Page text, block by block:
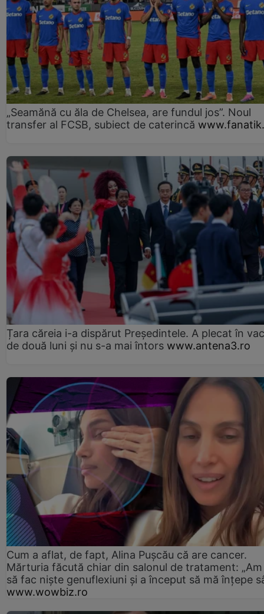
„Seamănă cu ăla de Chelsea, are fundul jos”. Noul
transfer al FCSB, subiect de caterincă
Țara căreia i-a dispărut Președintele. A plecat în
de două luni și nu s-a mai întors www.antena3.ro
Cum a aflat, de fapt, Alina Pușcău că are cancer.
Mărturia făcută chiar din salonul de tratament:
să fac niște genuflexiuni și a început să mă înțepe
www.wowbiz.ro